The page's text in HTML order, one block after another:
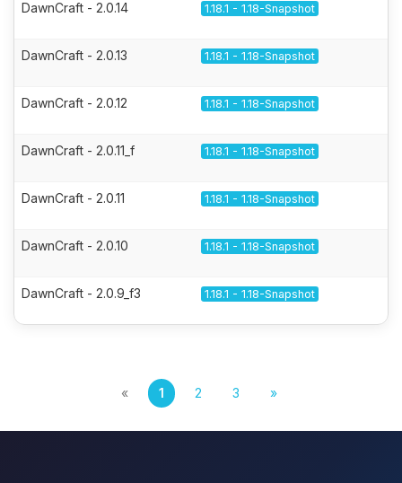
DawnCraft - 2.0.14 1.18.1 - 1.18-Snapshot
DawnCraft - 2.0.13 1.18.1 - 1.18-Snapshot
DawnCraft - 2.0.12 1.18.1 - 1.18-Snapshot
DawnCraft - 2.0.11_f 1.18.1 - 1.18-Snapshot
DawnCraft - 2.0.11 1.18.1 - 1.18-Snapshot
DawnCraft - 2.0.10 1.18.1 - 1.18-Snapshot
DawnCraft - 2.0.9_f3 1.18.1 - 1.18-Snapshot
« 1 2 3 »